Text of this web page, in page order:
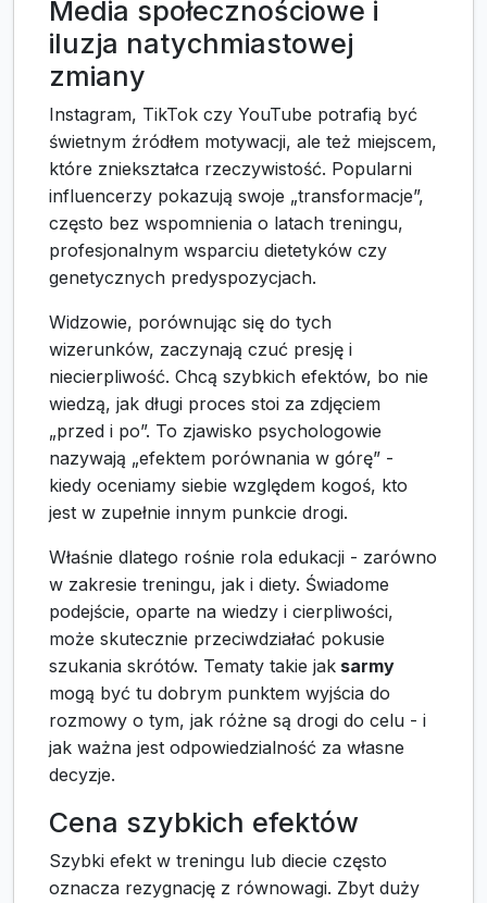
Media społecznościowe i
iluzja natychmiastowej
zmiany
Instagram, TikTok czy YouTube potrafią być
świetnym źródłem motywacji, ale też miejscem,
które zniekształca rzeczywistość. Popularni
influencerzy pokazują swoje „transformacje”,
często bez wspomnienia o latach treningu,
profesjonalnym wsparciu dietetyków czy
genetycznych predyspozycjach.
Widzowie, porównując się do tych
wizerunków, zaczynają czuć presję i
niecierpliwość. Chcą szybkich efektów, bo nie
wiedzą, jak długi proces stoi za zdjęciem
„przed i po”. To zjawisko psychologowie
nazywają „efektem porównania w górę” -
kiedy oceniamy siebie względem kogoś, kto
jest w zupełnie innym punkcie drogi.
Właśnie dlatego rośnie rola edukacji - zarówno
w zakresie treningu, jak i diety. Świadome
podejście, oparte na wiedzy i cierpliwości,
może skutecznie przeciwdziałać pokusie
szukania skrótów. Tematy takie jak sarmy
mogą być tu dobrym punktem wyjścia do
rozmowy o tym, jak różne są drogi do celu - i
jak ważna jest odpowiedzialność za własne
decyzje.
Cena szybkich efektów
Szybki efekt w treningu lub diecie często
oznacza rezygnację z równowagi. Zbyt duży